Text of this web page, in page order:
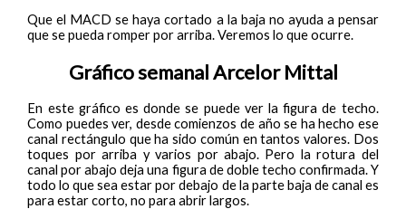
Que el MACD se haya cortado a la baja no ayuda a pensar
que se pueda romper por arriba. Veremos lo que ocurre.
Gráfico semanal Arcelor Mittal
En este gráfico es donde se puede ver la figura de techo.
Como puedes ver, desde comienzos de año se ha hecho ese
canal rectángulo que ha sido común en tantos valores. Dos
toques por arriba y varios por abajo. Pero la rotura del
canal por abajo deja una figura de doble techo confirmada. Y
todo lo que sea estar por debajo de la parte baja de canal es
para estar corto, no para abrir largos.